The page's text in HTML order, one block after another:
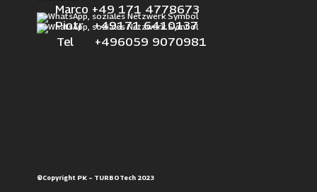
Marco +49 171 4778673
Piotr +49171 6410137
Tel +496059 9070981
©Copyright PK – TURBOTech 2023